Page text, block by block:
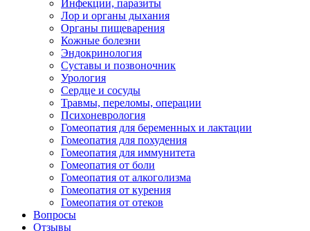
Инфекции, паразиты
Лор и органы дыхания
Органы пищеварения
Кожные болезни
Эндокринология
Суставы и позвоночник
Урология
Сердце и сосуды
Травмы, переломы, операции
Психоневрология
Гомеопатия для беременных и лактации
Гомеопатия для похудения
Гомеопатия для иммунитета
Гомеопатия от боли
Гомеопатия от алкоголизма
Гомеопатия от курения
Гомеопатия от отеков
Вопросы
Отзывы